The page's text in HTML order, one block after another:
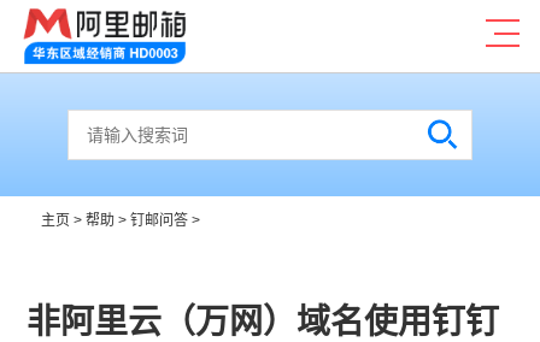
主页 > 帮助> 钉邮问答>
非阿里云（万网）域名使用钉钉